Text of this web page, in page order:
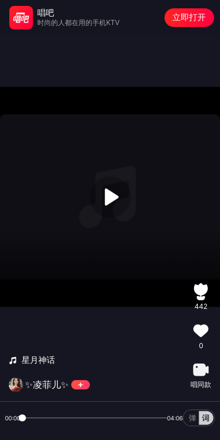
星月神话
✨凌菲儿✨
442
0
唱同款
00:00 04:06
唱吧
时尚的人都在用的手机KTV
立即打开